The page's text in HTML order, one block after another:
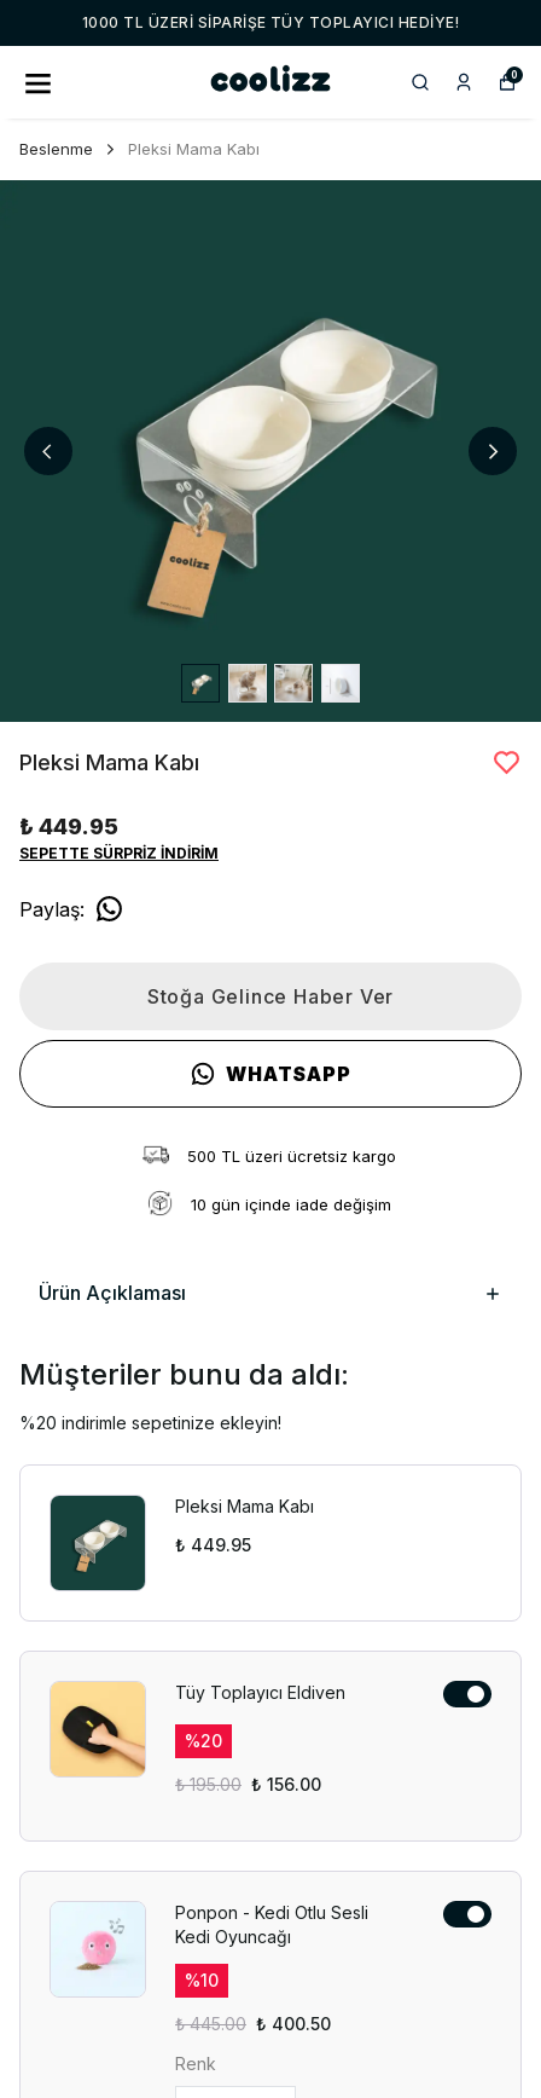
1000 TL ÜZERI SIPARIŞE TÜY TOPLAYICI HEDIYE!
0
Beslenme Pleksi Mama Kabı
Pleksi Mama Kabı
₺ 449.95
SEPETTE SÜRPRİZ İNDİRİM
Paylaş:
Stoğa Gelince Haber Ver
WHATSAPP
500 TL üzeri ücretsiz kargo
10 gün içinde iade değişim
Ürün Açıklaması
Müşteriler bunu da aldı:
%20 indirimle sepetinize ekleyin!
Pleksi Mama Kabı
₺ 449.95
Tüy Toplayıcı Eldiven
%20
₺ 195.00 ₺ 156.00
Ponpon - Kedi Otlu Sesli
Kedi Oyuncağı
%10
₺ 445.00 ₺ 400.50
Renk